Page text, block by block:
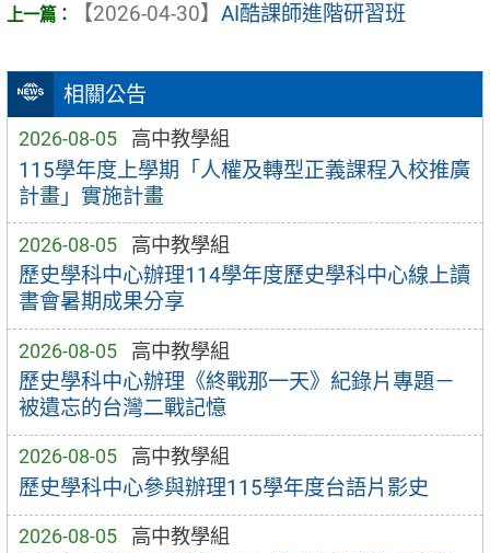
相關公告
2026-08-05 高中教學組
115學年度上學期「人權及轉型正義課程入校推廣
計畫」實施計畫
2026-08-05 高中教學組
歷史學科中心辦理114學年度歷史學科中心線上讀
書會暑期成果分享
2026-08-05 高中教學組
歷史學科中心辦理《終戰那一天》紀錄片專題－
被遺忘的台灣二戰記憶
2026-08-05 高中教學組
歷史學科中心參與辦理115學年度台語片影史
2026-08-05 高中教學組
【2026-04-30】 AI酷課師進階研習班